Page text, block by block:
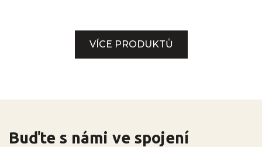
VÍCE PRODUKTŮ
Buďte s námi ve spojení